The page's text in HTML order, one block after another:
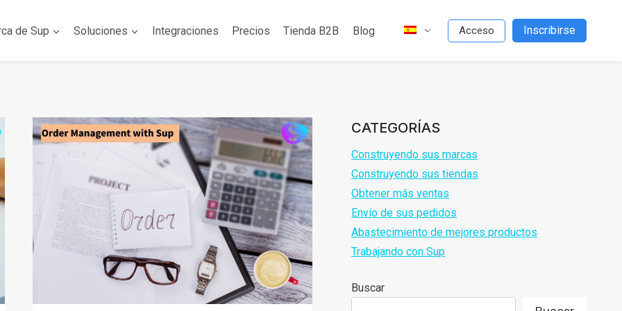
de Sup Soluciones Integraciones Precios Tienda B2B Blog Acceso Inscribirse
CATEGORÍAS
Construyendo sus marcas
Construyendo sus tiendas
Obtener más ventas
Envío de sus pedidos
Abastecimiento de mejores productos
Trabajando con Sup
Buscar